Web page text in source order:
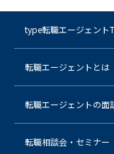
type転職エージェント
転職エージェントとは
転職エージェントの面
転職相談会・セミナー